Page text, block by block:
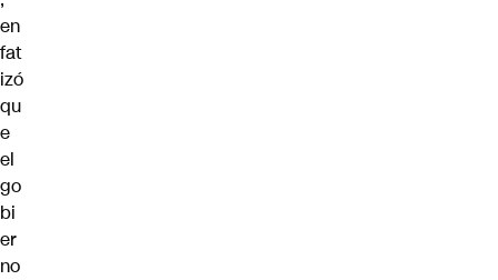
en
fat
izó
qu
e
el
go
bi
er
no